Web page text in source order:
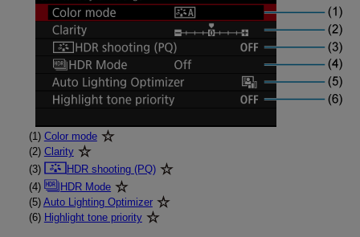
(1) Color mode
(2) Clarity
(3)
HDR shooting (PQ)
(4)
HDR Mode
(5) Auto Lighting Optimizer
(6) Highlight tone priority